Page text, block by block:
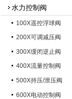
水力控制阀
100X遥控浮球阀
200X可调减压阀
300X缓闭逆止阀
400X流量控制阀
500X持压/泄压阀
600X电动控制阀